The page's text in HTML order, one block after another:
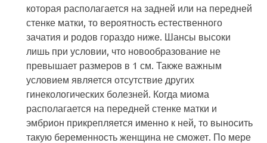
которая располагается на задней или на передней
стенке матки, то вероятность естественного
зачатия и родов гораздо ниже. Шансы высоки
лишь при условии, что новообразование не
превышает размеров в 1 см. Также важным
условием является отсутствие других
гинекологических болезней. Когда миома
располагается на передней стенке матки и
эмбрион прикрепляется именно к ней, то выносить
такую беременность женщина не сможет. По мере